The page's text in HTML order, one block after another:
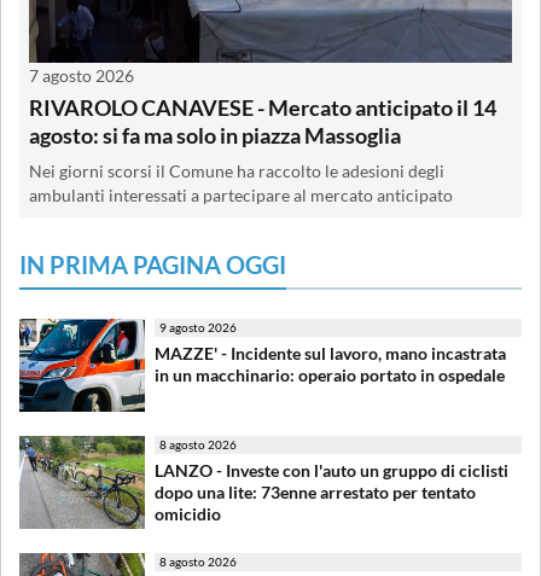
7 agosto 2026
RIVAROLO CANAVESE - Mercato anticipato il 14
agosto: si fa ma solo in piazza Massoglia
Nei giorni scorsi il Comune ha raccolto le adesioni degli
ambulanti interessati a partecipare al mercato anticipato
IN PRIMA PAGINA OGGI
9 agosto 2026
MAZZE' - Incidente sul lavoro, mano incastrata
in un macchinario: operaio portato in ospedale
8 agosto 2026
LANZO - Investe con l'auto un gruppo di ciclisti
dopo una lite: 73enne arrestato per tentato
omicidio
8 agosto 2026